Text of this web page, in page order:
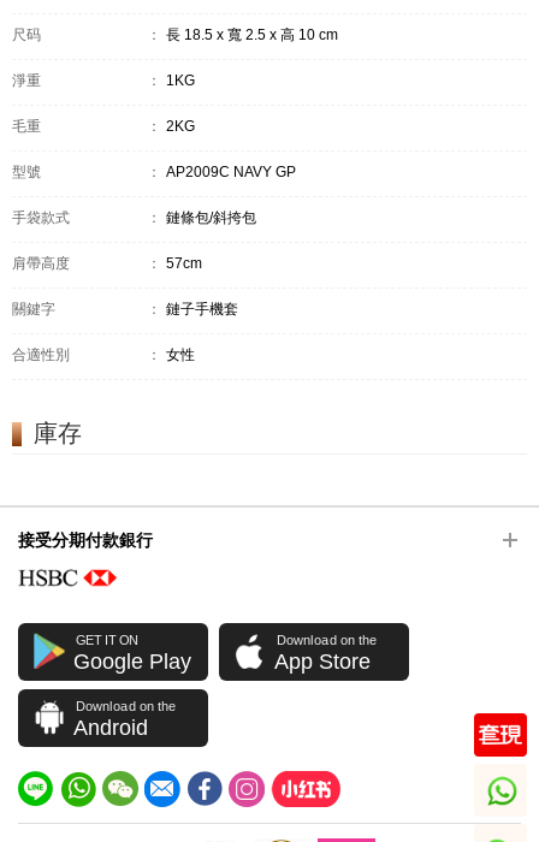
尺码 ： 長 18.5 x 寬 2.5 x 高 10 cm
淨重 ： 1KG
毛重 ： 2KG
型號 ： AP2009C NAVY GP
手袋款式 ： 鏈條包/斜挎包
肩帶高度 ： 57cm
關鍵字 ： 鏈子手機套
合適性別 ： 女性
庫存
接受分期付款銀行
GET IT ON
Google Play
Download on the
App Store
Download on the
Android
whatsapp